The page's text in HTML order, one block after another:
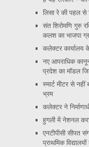
लिसा रे की पहल से
संत शिरोमणि गुरु
कलश का भाजपा
कलेक्टर कार्यालय
नए आपराधिक
प्रदेश का मॉडल
स्मार्ट मीटर से
भ्रम
कलेक्टर ने
हुगली में नेशनल
एनटीपीसी सीपत
प्राथमिक